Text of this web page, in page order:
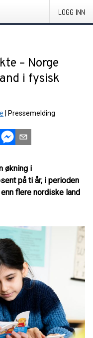
LOGG INN
– Norge
i fysisk
Pressemelding
økning i
på ti år, i perioden
flere nordiske land